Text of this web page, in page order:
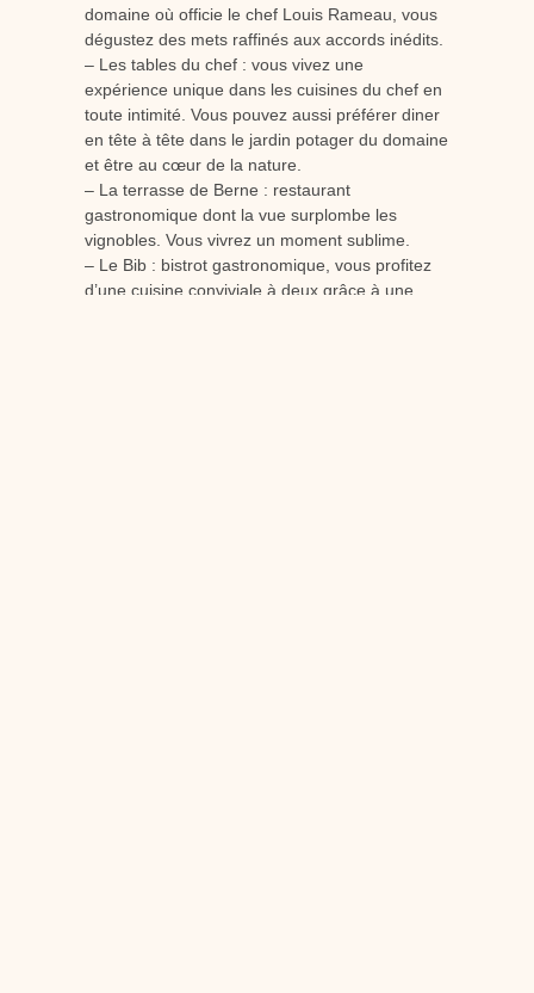
domaine où officie le chef Louis Rameau, vous
dégustez des mets raffinés aux accords inédits.
– Les tables du chef : vous vivez une
expérience unique dans les cuisines du chef en
toute intimité. Vous pouvez aussi préférer diner
en tête à tête dans le jardin potager du domaine
et être au cœur de la nature.
– La terrasse de Berne : restaurant
gastronomique dont la vue surplombe les
vignobles. Vous vivrez un moment sublime.
– Le Bib : bistrot gastronomique, vous profitez
d’une cuisine conviviale à deux grâce à une